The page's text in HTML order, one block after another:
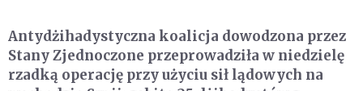
Antydżihadystyczna koalicja dowodzona przez
Stany Zjednoczone przeprowadziła w niedzielę
rzadką operację przy użyciu sił lądowych na